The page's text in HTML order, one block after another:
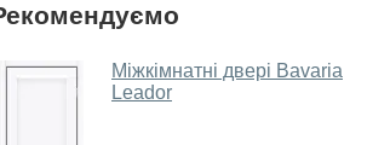
Міжкімнатні двері Bavaria
Leador